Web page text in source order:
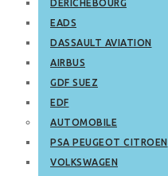
DERICHEBOURG
EADS
DASSAULT AVIATION
AIRBUS
GDF SUEZ
EDF
AUTOMOBILE
PSA PEUGEOT CITROEN
VOLKSWAGEN